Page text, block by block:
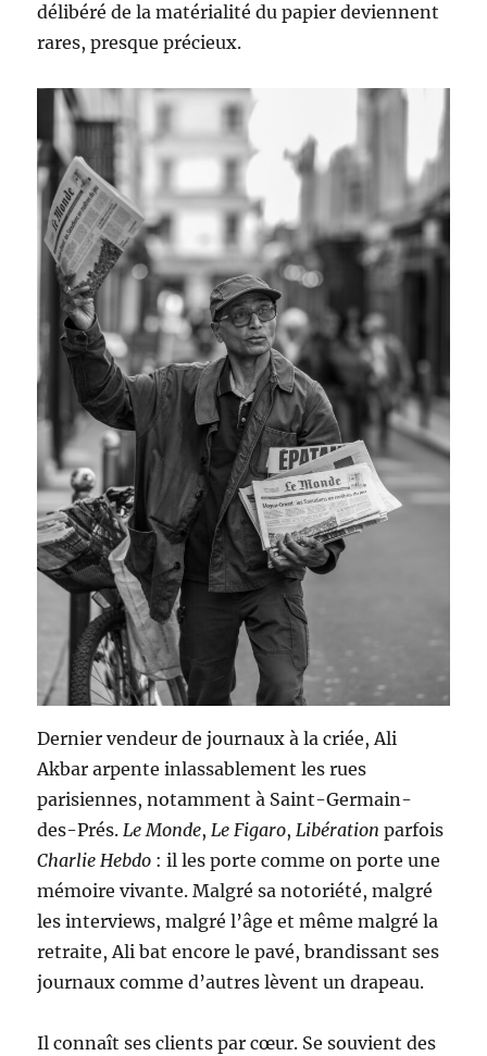
délibéré de la matérialité du papier deviennent
rares, presque précieux.
Dernier vendeur de journaux à la criée, Ali
Akbar arpente inlassablement les rues
parisiennes, notamment à Saint-Germain-
des-Prés.Le Monde,Le Figaro,Libération parfois
Charlie Hebdo : il les porte comme on porte une
mémoire vivante. Malgré sa notoriété, malgré
les interviews, malgré l’âge et même malgré la
retraite, Ali bat encore le pavé, brandissant ses
journaux comme d’autres lèvent un drapeau.
Il connaît ses clients par cœur. Se souvient des